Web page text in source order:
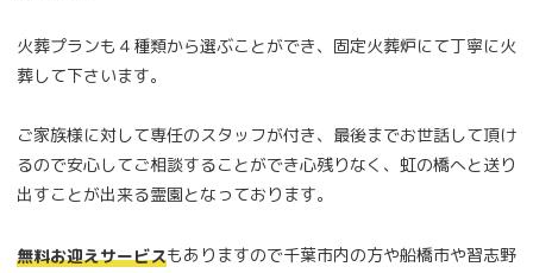
火葬プランも４種類から選ぶことができ、固定火葬炉にて丁寧に火
葬して下さいます。
ご家族様に対して専任のスタッフが付き、最後までお世話して頂け
るので安心してご相談することができ心残りなく、虹の橋へと送り
出すことが出来る霊園となっております。
無料お迎えサービスもありますので千葉市内の方や船橋市や習志野